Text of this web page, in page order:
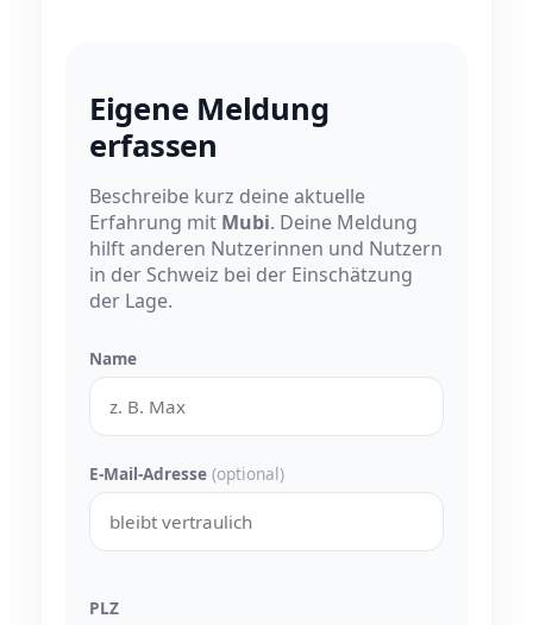
Eigene Meldung
erfassen
Beschreibe kurz deine aktuelle
Erfahrung mit Mubi. Deine Meldung
hilft anderen Nutzerinnen und Nutzern
in der Schweiz bei der Einschätzung
der Lage.
Name
E-Mail-Adresse (optional)
PLZ